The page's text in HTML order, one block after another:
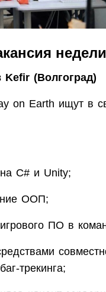
Kefir (Волгоград)
on Earth ищут в
C# и Unity;
ООП;
ПО в
трекинга;